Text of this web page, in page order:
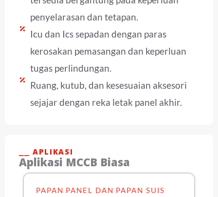
penyelarasan dan tetapan.
Icu dan Ics sepadan dengan paras
kerosakan pemasangan dan keperluan
tugas perlindungan.
Ruang, kutub, dan kesesuaian aksesori
sejajar dengan reka letak panel akhir.
⎯⎯ APLIKASI
Aplikasi MCCB Biasa
PAPAN PANEL DAN PAPAN SUIS